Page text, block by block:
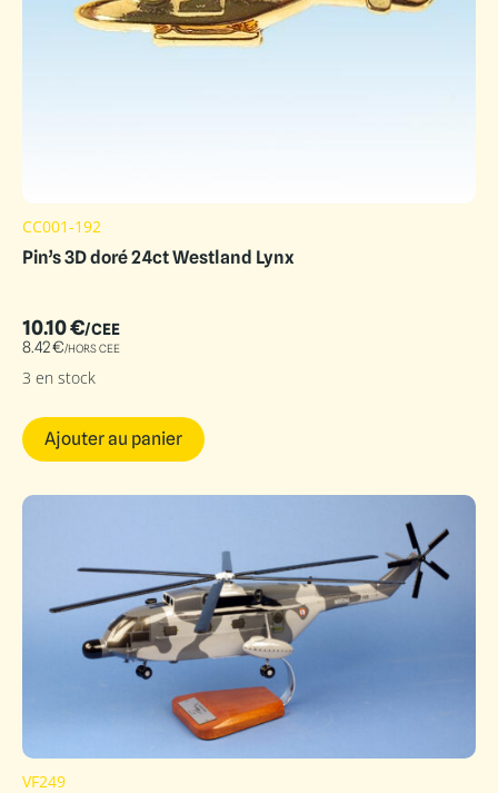
CC001-192
Pin’s 3D doré 24ct Westland Lynx
10.10€/CEE
8.42€/HORS CEE
3 en stock
Ajouter au panier
VF249